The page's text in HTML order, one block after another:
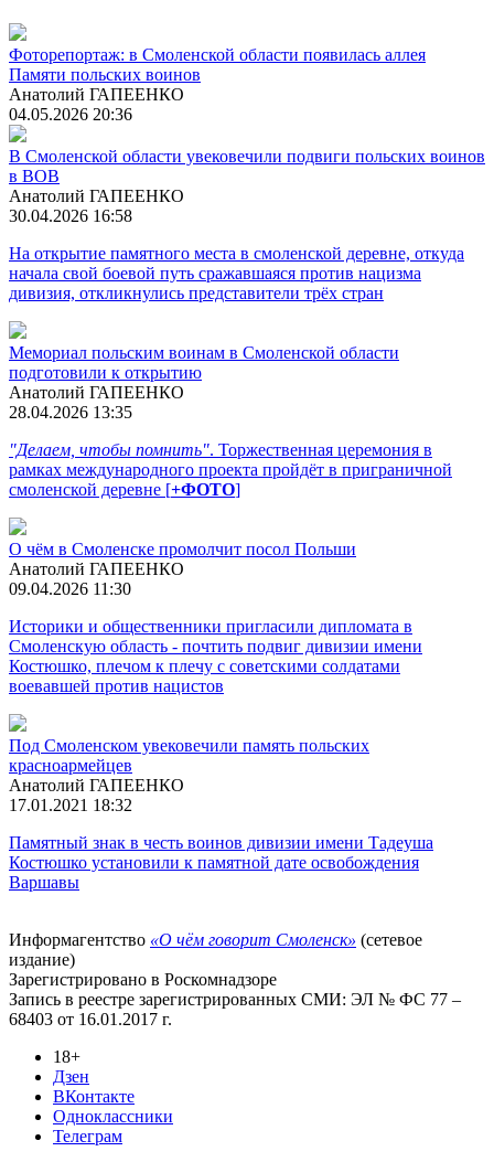
Фоторепортаж: в Смоленской области появилась аллея
Памяти польских воинов
Анатолий ГАПЕЕНКО
04.05.2026 20:36
В Смоленской области увековечили подвиги польских воинов
в ВОВ
Анатолий ГАПЕЕНКО
30.04.2026 16:58
На открытие памятного места в смоленской деревне, откуда
начала свой боевой путь сражавшаяся против нацизма
дивизия, откликнулись представители трёх стран
Мемориал польским воинам в Смоленской области
подготовили к открытию
Анатолий ГАПЕЕНКО
28.04.2026 13:35
"Делаем, чтобы помнить". Торжественная церемония в
рамках международного проекта пройдёт в приграничной
смоленской деревне [+ФОТО]
О чём в Смоленске промолчит посол Польши
Анатолий ГАПЕЕНКО
09.04.2026 11:30
Историки и общественники пригласили дипломата в
Смоленскую область - почтить подвиг дивизии имени
Костюшко, плечом к плечу с советскими солдатами
воевавшей против нацистов
Под Смоленском увековечили память польских
красноармейцев
Анатолий ГАПЕЕНКО
17.01.2021 18:32
Памятный знак в честь воинов дивизии имени Тадеуша
Костюшко установили к памятной дате освобождения
Варшавы
Информагентство «О чём говорит Смоленск» (сетевое
издание)
Зарегистрировано в Роскомнадзоре
Запись в реестре зарегистрированных СМИ: ЭЛ № ФС 77 –
68403 от 16.01.2017 г.
18+
Дзен
ВКонтакте
Одноклассники
Телеграм